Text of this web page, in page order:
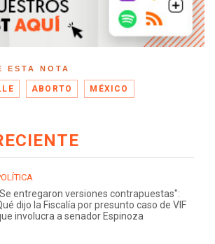
ESTA NOTA
ABORTO MÉXICO
entregaron versiones contrapuestas":
dijo la Fiscalía por presunto caso de VIF
involucra a senador Espinoza